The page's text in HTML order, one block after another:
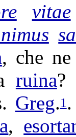
vitae
, che
ruina
Greg.1
,